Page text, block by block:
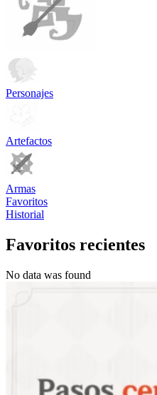
Personajes
Artefactos
Armas
Favoritos
Historial
Favoritos recientes
No data was found